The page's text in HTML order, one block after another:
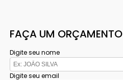
FAÇA UM ORÇAMENTO
Digite seu nome
Digite seu email